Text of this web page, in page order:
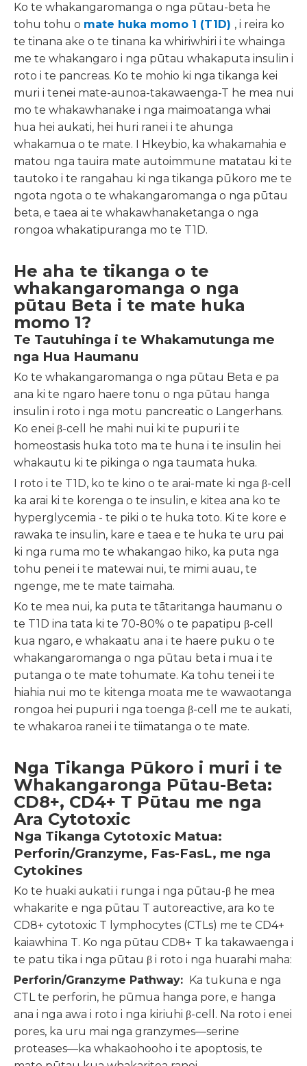
Ko te whakangaromanga o nga pūtau-beta he
tohu tohu o mate huka momo 1 (T1D) , i reira ko
te tinana ake o te tinana ka whiriwhiri i te whainga
me te whakangaro i nga pūtau whakaputa insulin i
roto i te pancreas. Ko te mohio ki nga tikanga kei
muri i tenei mate-aunoa-takawaenga-T he mea nui
mo te whakawhanake i nga maimoatanga whai
hua hei aukati, hei huri ranei i te ahunga
whakamua o te mate. I Hkeybio, ka whakamahia e
matou nga tauira mate autoimmune matatau ki te
tautoko i te rangahau ki nga tikanga pūkoro me te
ngota ngota o te whakangaromanga o nga pūtau
beta, e taea ai te whakawhanaketanga o nga
rongoa whakatipuranga mo te T1D.
He aha te tikanga o te
whakangaromanga o nga
pūtau Beta i te mate huka
momo 1?
Te Tautuhinga i te Whakamutunga me
nga Hua Haumanu
Ko te whakangaromanga o nga pūtau Beta e pa
ana ki te ngaro haere tonu o nga pūtau hanga
insulin i roto i nga motu pancreatic o Langerhans.
Ko enei β-cell he mahi nui ki te pupuri i te
homeostasis huka toto ma te huna i te insulin hei
whakautu ki te pikinga o nga taumata huka.
I roto i te T1D, ko te kino o te arai-mate ki nga β-cell
ka arai ki te korenga o te insulin, e kitea ana ko te
hyperglycemia - te piki o te huka toto. Ki te kore e
rawaka te insulin, kare e taea e te huka te uru pai
ki nga ruma mo te whakangao hiko, ka puta nga
tohu penei i te matewai nui, te mimi auau, te
ngenge, me te mate taimaha.
Ko te mea nui, ka puta te tātaritanga haumanu o
te T1D ina tata ki te 70-80% o te papatipu β-cell
kua ngaro, e whakaatu ana i te haere puku o te
whakangaromanga o nga pūtau beta i mua i te
putanga o te mate tohumate. Ka tohu tenei i te
hiahia nui mo te kitenga moata me te wawaotanga
rongoa hei pupuri i nga toenga β-cell me te aukati,
te whakaroa ranei i te tiimatanga o te mate.
Nga Tikanga Pūkoro i muri i te
Whakangaronga Pūtau-Beta:
CD8+, CD4+ T Pūtau me nga
Ara Cytotoxic
Nga Tikanga Cytotoxic Matua:
Perforin/Granzyme, Fas-FasL, me nga
Cytokines
Ko te huaki aukati i runga i nga pūtau-β he mea
whakarite e nga pūtau T autoreactive, ara ko te
CD8+ cytotoxic T lymphocytes (CTLs) me te CD4+
kaiawhina T. Ko nga pūtau CD8+ T ka takawaenga i
te patu tika i nga pūtau β i roto i nga huarahi maha:
Perforin/Granzyme Pathway: Ka tukuna e nga
CTL te perforin, he pūmua hanga pore, e hanga
ana i nga awa i roto i nga kiriuhi β-cell. Na roto i enei
pores, ka uru mai nga granzymes—serine
proteases—ka whakaohooho i te apoptosis, te